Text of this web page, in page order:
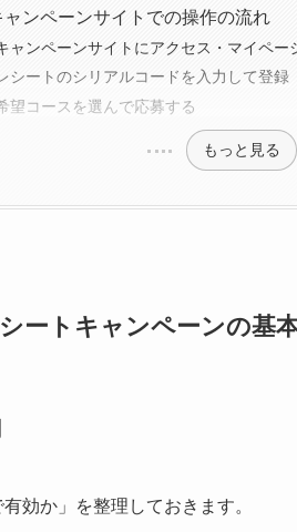
ンペーンサイトでの操作の流れ
ャンペーンサイトにアクセス・マイペー
シートのシリアルコードを入力して登録
望コースを選んで応募する
もっと見る
ートキャンペーンの基
効か」を整理しておきます。